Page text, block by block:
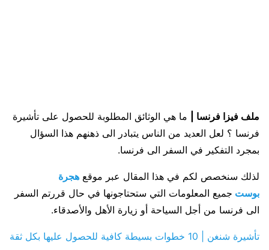
ملف فيزا فرنسا |
ما هي الوثائق المطلوبة للحصول على تأشيرة
فرنسا ؟ لعل العديد من الناس يتبادر الى ذهنهم هذا السؤال
بمجرد التفكير في السفر الى فرنسا.
لذلك سنخصص لكم في هذا المقال عبر موقع هجرة
بوست جميع المعلومات التي ستحتاجونها في حال قررتم السفر
الى فرنسا من أجل السياحة أو زيارة الأهل والأصدقاء.
تأشيرة شنغن | 10 خطوات بسيطة كافية للحصول عليها بكل ثقة